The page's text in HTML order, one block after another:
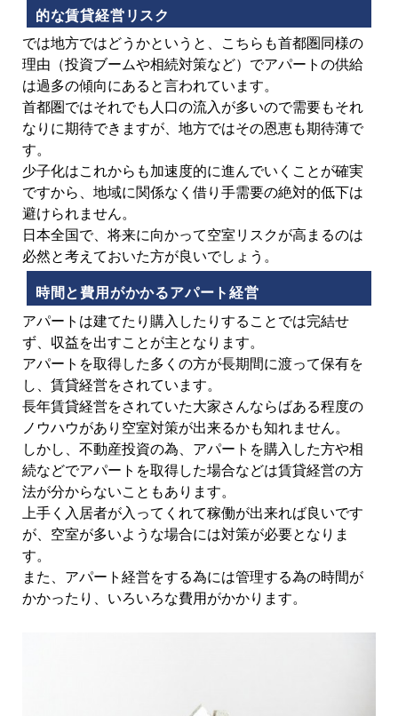
的な賃貸経営リスク
では地方ではどうかというと、こちらも首都圏同様の
理由（投資ブームや相続対策など）でアパートの供給
は過多の傾向にあると言われています。
首都圏ではそれでも人口の流入が多いので需要もそれ
なりに期待できますが、地方ではその恩恵も期待薄で
す。
少子化はこれからも加速度的に進んでいくことが確実
ですから、地域に関係なく借り手需要の絶対的低下は
避けられません。
日本全国で、将来に向かって空室リスクが高まるのは
必然と考えておいた方が良いでしょう。
時間と費用がかかるアパート経営
アパートは建てたり購入したりすることでは完結せ
ず、収益を出すことが主となります。
アパートを取得した多くの方が長期間に渡って保有を
し、賃貸経営をされています。
長年賃貸経営をされていた大家さんならばある程度の
ノウハウがあり空室対策が出来るかも知れません。
しかし、不動産投資の為、アパートを購入した方や相
続などでアパートを取得した場合などは賃貸経営の方
法が分からないこともあります。
上手く入居者が入ってくれて稼働が出来れば良いです
が、空室が多いような場合には対策が必要となりま
す。
また、アパート経営をする為には管理する為の時間が
かかったり、いろいろな費用がかかります。